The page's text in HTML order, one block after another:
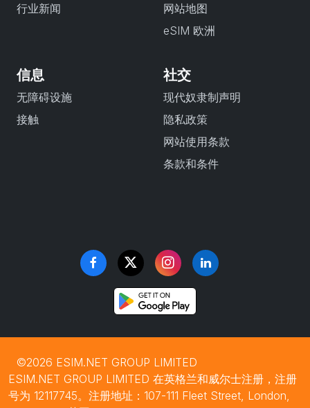
行业新闻
网站地图
eSIM 欧洲
信息
无障碍设施
接触
社交
现代奴隶制声明
隐私政策
网站使用条款
条款和条件
©2026 ESIM.NET GROUP LIMITED
ESIM.NET GROUP LIMITED 在英格兰和威尔士注册，注册
号为 12117745。注册地址：107-111 Fleet Street, London,